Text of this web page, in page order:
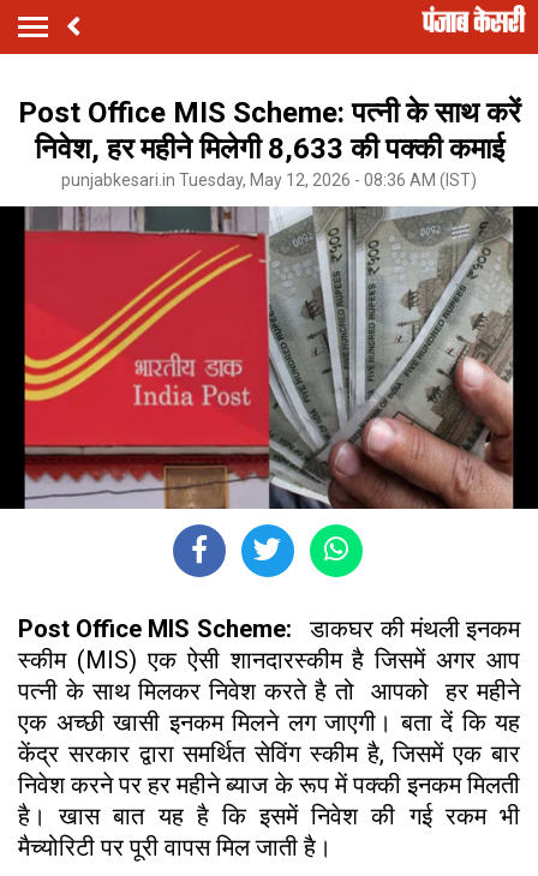
Post Office MIS Scheme: पत्नी के साथ करें
निवेश, हर महीने मिलेगी ₹8,633 की पक्की कमाई
punjabkesari.in Tuesday, May 12, 2026 - 08:36 AM (IST)
Post Office MIS Scheme: डाकघर की मंथली इनकम
स्कीम (MIS) एक ऐसी शानदारस्कीम है जिसमें अगर आप
पत्नी के साथ मिलकर निवेश करते है तो आपको हर महीने
एक अच्छी खासी इनकम मिलने लग जाएगी। बता दें कि यह
केंद्र सरकार द्वारा समर्थित सेविंग स्कीम है, जिसमें एक बार
निवेश करने पर हर महीने ब्याज के रूप में पक्की इनकम मिलती
है। खास बात यह है कि इसमें निवेश की गई रकम भी
मैच्योरिटी पर पूरी वापस मिल जाती है।